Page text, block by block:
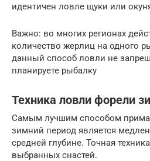
идентичен ловле щуки или
Важно: во многих регионах
количество жерлиц на одного
данный способ ловли не
планируете рыбалку
Техника ловли форели
Самым лучшим способом
зимний период является
средней глубине. Точная
выбранных снастей.